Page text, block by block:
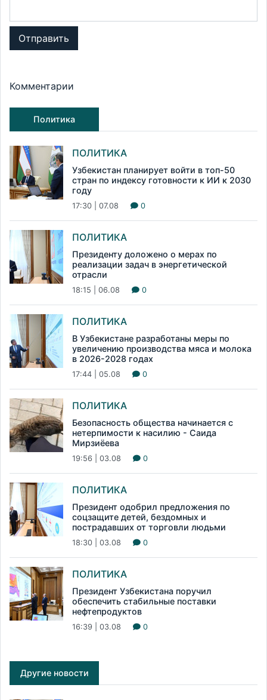
Отправить
Комментарии
Политика
ПОЛИТИКА
Узбекистан планирует войти в топ-50
стран по индексу готовности к ИИ к 2030
году
17:30 | 07.08 0
ПОЛИТИКА
Президенту доложено о мерах по
реализации задач в энергетической
отрасли
18:15 | 06.08 0
ПОЛИТИКА
В Узбекистане разработаны меры по
увеличению производства мяса и молока
в 2026-2028 годах
17:44 | 05.08 0
ПОЛИТИКА
Безопасность общества начинается с
нетерпимости к насилию - Саида
Мирзиёева
19:56 | 03.08 0
ПОЛИТИКА
Президент одобрил предложения по
соцзащите детей, бездомных и
пострадавших от торговли людьми
18:30 | 03.08 0
ПОЛИТИКА
Президент Узбекистана поручил
обеспечить стабильные поставки
нефтепродуктов
16:39 | 03.08 0
Другие новости